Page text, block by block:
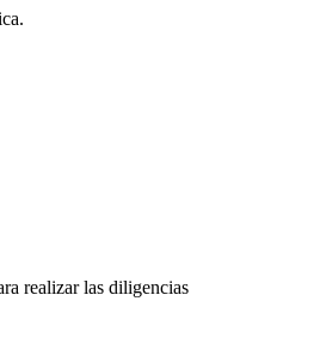
realizar las diligencias